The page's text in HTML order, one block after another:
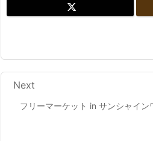
フリーマーケット in サンシャイン
Next